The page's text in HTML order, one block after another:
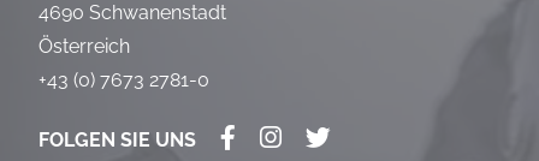
4690 Schwanenstadt
Österreich
+43 (0) 7673 2781-0
FOLGEN SIE UNS